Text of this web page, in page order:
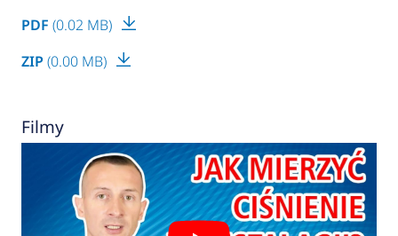
PDF (0.02 MB)
ZIP (0.00 MB)
Filmy